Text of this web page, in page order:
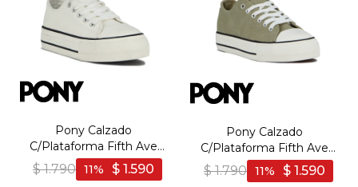
Pony Calzado
C/Plataforma Fifth Ave
Women - White - Blanco
$ 1.790 $ 1.590
11
Pony Calzado
C/Plataforma Fifth Ave
Women - Beige - Beige
$ 1.790 $ 1.590
11